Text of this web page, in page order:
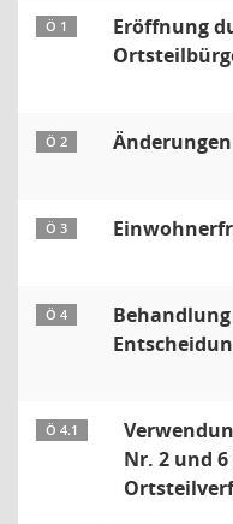
Ö 1
Eröffnung
Ö 2
Ö 3
Ö 4
Ö 4.1
Nr. 2 und 6